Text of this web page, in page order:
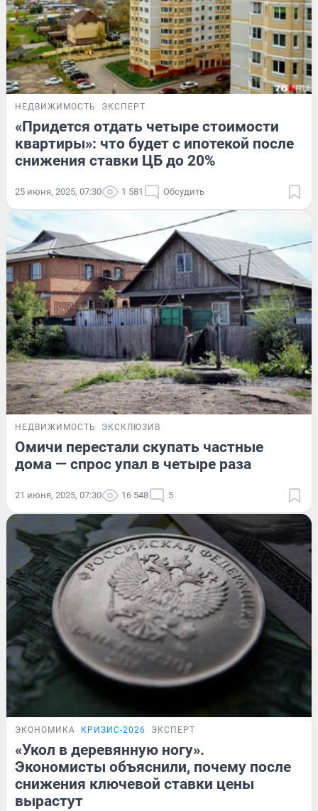
НЕДВИЖИМОСТЬ ЭКСПЕРТ
«Придется отдать четыре стоимости
квартиры»: что будет с ипотекой после
снижения ставки ЦБ до 20%
25 июня, 2025, 07:30 1 581 Обсудить
НЕДВИЖИМОСТЬ ЭКСКЛЮЗИВ
Омичи перестали скупать частные
дома — спрос упал в четыре раза
21 июня, 2025, 07:30 16 548 5
ЭКОНОМИКА КРИЗИС-2026 ЭКСПЕРТ
«Укол в деревянную ногу».
Экономисты объяснили, почему после
снижения ключевой ставки цены
вырастут